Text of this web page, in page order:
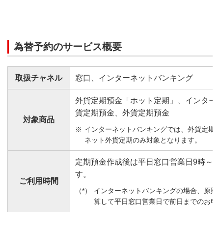
為替予約のサービス概要
取扱チャネル 窓口、インターネットバンキング
対象商品
外貨定期預金「ホット定期」、インタ
貨定期預金、外貨定期預金
インターネットバンキングでは、外貨定期
ネット外貨定期のみ対象となります。
ご利用時間
定期預金作成後は平日窓口営業日9時～
す。
インターネットバンキングの場合、原
算して平日窓口営業日で前日までのお申